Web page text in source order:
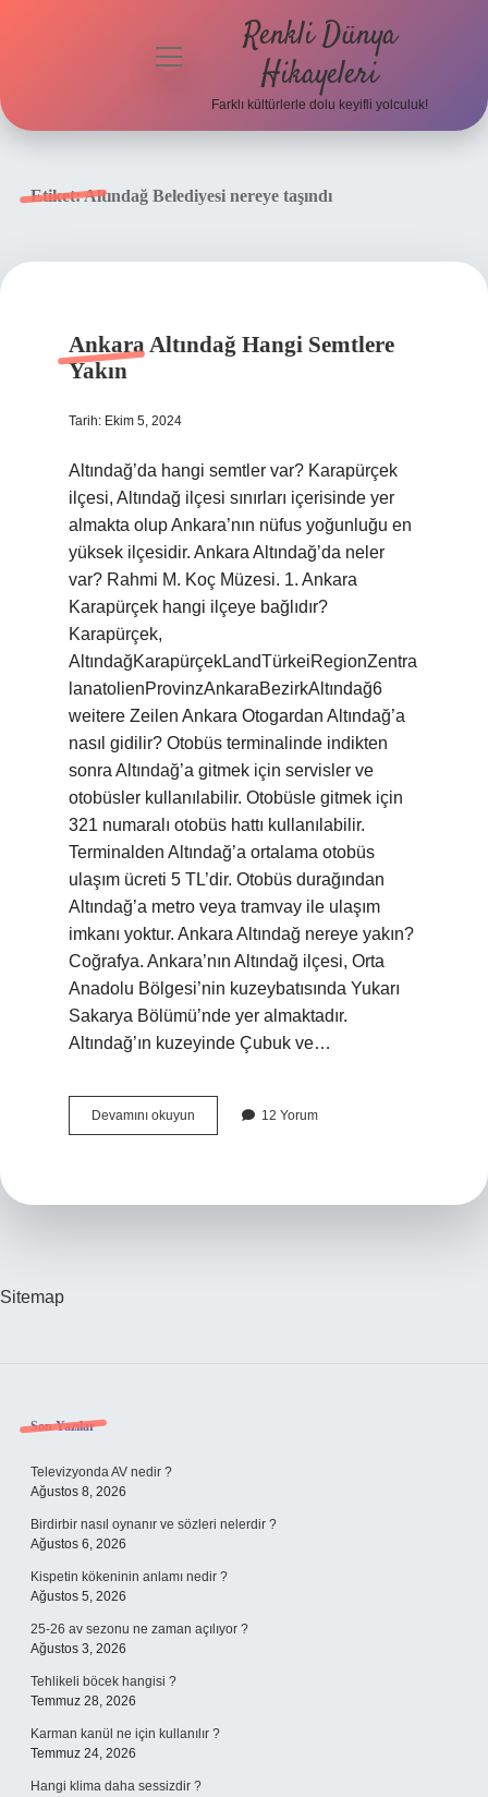
Politikası
menüyü
Renkli Dünya
Hikayeleri
Farklı kültürlerle dolu keyifli yolculuk!
Etiket:Altındağ Belediyesi nereye taşındı
Ankara Altındağ Hangi Semtlere
Yakın
Tarih: Ekim 5, 2024
Altındağ’da hangi semtler var? Karapürçek
ilçesi, Altındağ ilçesi sınırları içerisinde yer
almakta olup Ankara’nın nüfus yoğunluğu en
yüksek ilçesidir. Ankara Altındağ’da neler
var? Rahmi M. Koç Müzesi. 1. Ankara
Karapürçek hangi ilçeye bağlıdır?
Karapürçek,
AltındağKarapürçekLandTürkeiRegionZentra
lanatolienProvinzAnkaraBezirkAltındağ6
weitere Zeilen Ankara Otogardan Altındağ’a
nasıl gidilir? Otobüs terminalinde indikten
sonra Altındağ’a gitmek için servisler ve
otobüsler kullanılabilir. Otobüsle gitmek için
321 numaralı otobüs hattı kullanılabilir.
Terminalden Altındağ’a ortalama otobüs
ulaşım ücreti 5 TL’dir. Otobüs durağından
Altındağ’a metro veya tramvay ile ulaşım
imkanı yoktur. Ankara Altındağ nereye yakın?
Coğrafya. Ankara’nın Altındağ ilçesi, Orta
Anadolu Bölgesi’nin kuzeybatısında Yukarı
Sakarya Bölümü’nde yer almaktadır.
Altındağ’ın kuzeyinde Çubuk ve…
Devamını okuyun
Altındağ
12 Yorum
Sitemap
Sidebar
Son Yazılar
Televizyonda AV nedir ?
Ağustos 8, 2026
Birdirbir nasıl oynanır ve sözleri nelerdir ?
Ağustos 6, 2026
Kispetin kökeninin anlamı nedir ?
Ağustos 5, 2026
25-26 av sezonu ne zaman açılıyor ?
Ağustos 3, 2026
Tehlikeli böcek hangisi ?
Temmuz 28, 2026
Karman kanül ne için kullanılır ?
Temmuz 24, 2026
Hangi klima daha sessizdir ?